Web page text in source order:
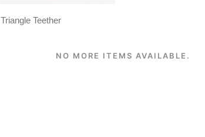
Triangle Teether
NO MORE ITEMS AVAILABLE.